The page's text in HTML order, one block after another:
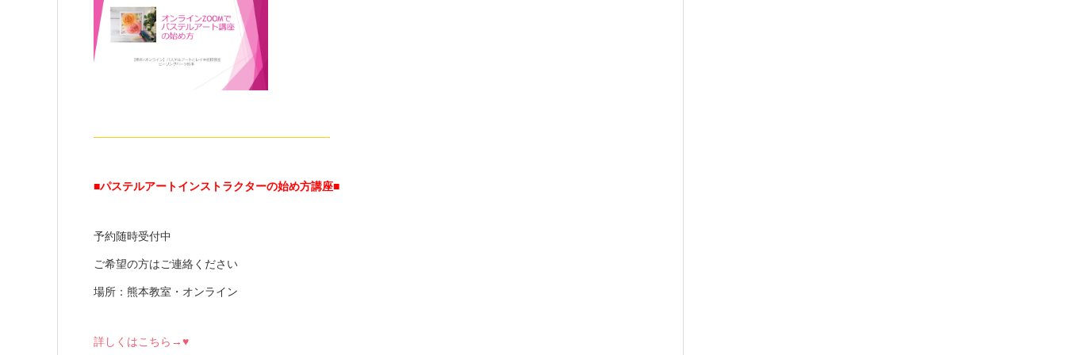
—————————————————————-
■パステルアートインストラクターの始め方講座■
予約随時受付中
ご希望の方はご連絡ください
場所：熊本教室・オンライン
詳しくはこちら→♥